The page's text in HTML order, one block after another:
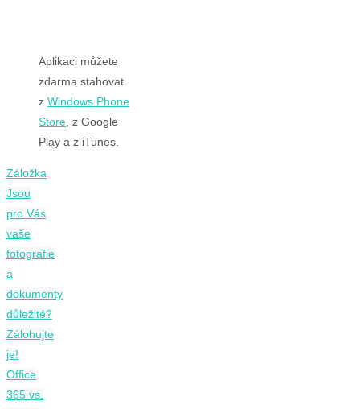
Aplikaci můžete
zdarma stahovat
z Windows Phone
Store , z Google
Play a z iTunes.
Záložka
Jsou
pro Vás
vaše
fotografie
a
dokumenty
důležité?
Zálohujte
je!
Office
365 vs.